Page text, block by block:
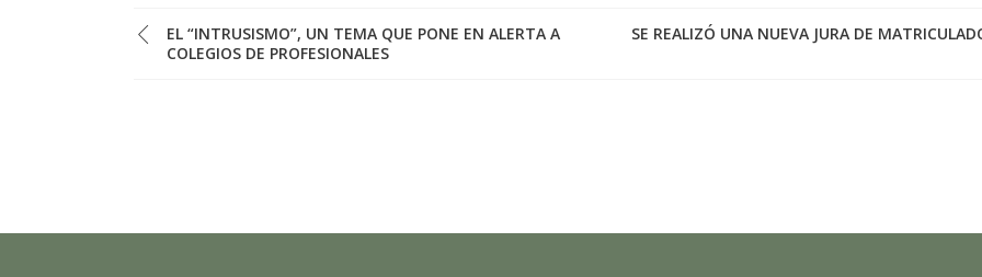
EL “INTRUSISMO”, UN TEMA QUE PONE EN ALERTA A
COLEGIOS DE PROFESIONALES
SE REALIZÓ UNA NUEVA JURA DE